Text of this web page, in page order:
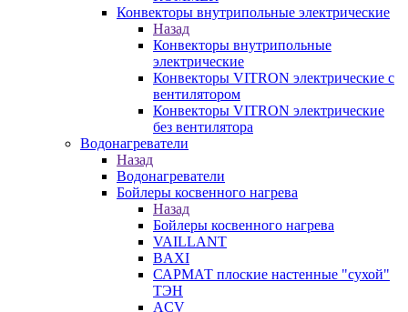
Конвекторы внутрипольные электрические
Назад
Конвекторы внутрипольные
электрические
Конвекторы VITRON электрические с
вентилятором
Конвекторы VITRON электрические
без вентилятора
Водонагреватели
Назад
Водонагреватели
Бойлеры косвенного нагрева
Назад
Бойлеры косвенного нагрева
VAILLANT
BAXI
САРМАТ плоские настенные "сухой"
ТЭН
ACV